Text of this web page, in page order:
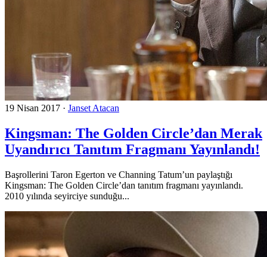
19 Nisan 2017 · Janset Atacan
Kingsman: The Golden Circle’dan Merak
Uyandırıcı Tanıtım Fragmanı Yayınlandı!
Başrollerini Taron Egerton ve Channing Tatum’un paylaştığı
Kingsman: The Golden Circle’dan tanıtım fragmanı yayınlandı.
2010 yılında seyirciye sunduğu...